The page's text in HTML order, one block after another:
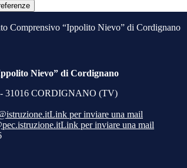
Comprensivo “Ippolito Nievo” di Cordignano
Nievo” di Cordignano
31016 CORDIGNANO (TV)
Link per inviare una mail
Link per inviare una mail